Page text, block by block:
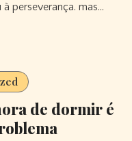
perseverança. mas…
de dormir é